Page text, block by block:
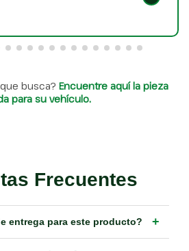
busca? Encuentre aquí la pieza
para su vehículo.
Frecuentes
entrega para este producto? +